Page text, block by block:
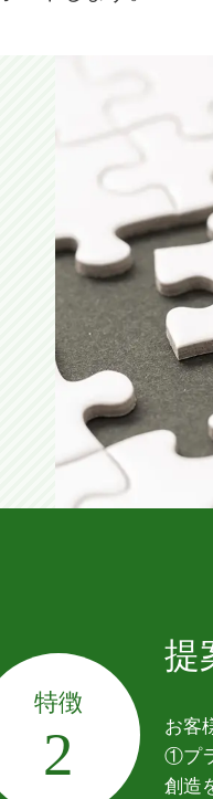
特徴
2
提
お客
①プ
創造